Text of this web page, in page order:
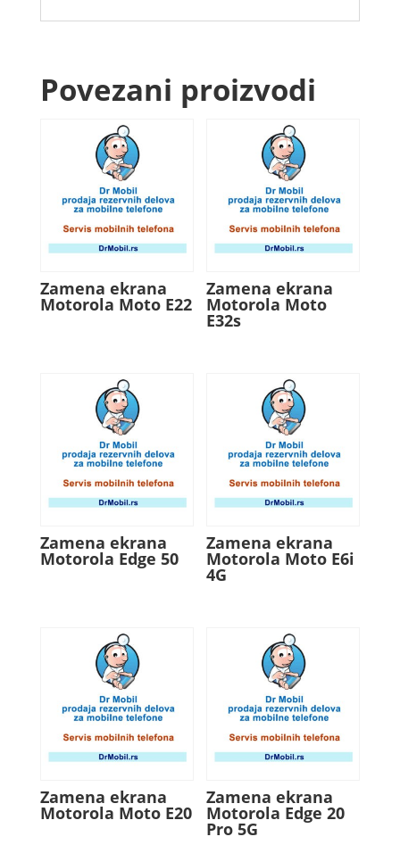
Povezani proizvodi
Zamena ekrana
Motorola Moto E22
Zamena ekrana
Motorola Moto
E32s
Zamena ekrana
Motorola Edge 50
Zamena ekrana
Motorola Moto E6i
4G
Zamena ekrana
Motorola Moto E20
Zamena ekrana
Motorola Edge 20
Pro 5G